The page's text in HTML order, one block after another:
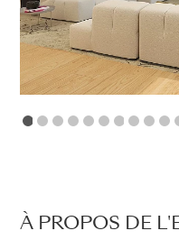
1 2 3 4 5 6 7
À PROPOS DE